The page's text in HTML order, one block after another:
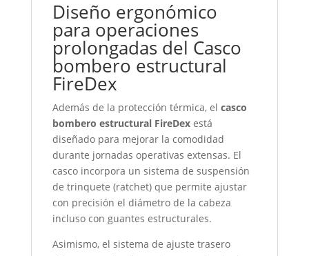
Diseño ergonómico
para operaciones
prolongadas del Casco
bombero estructural
FireDex
Además de la protección térmica, el casco
bombero estructural FireDexestá
diseñado para mejorar la comodidad
durante jornadas operativas extensas. El
casco incorpora un sistema de suspensión
de trinquete (ratchet) que permite ajustar
con precisión el diámetro de la cabeza
incluso con guantes estructurales.
Asimismo, el sistema de ajuste trasero